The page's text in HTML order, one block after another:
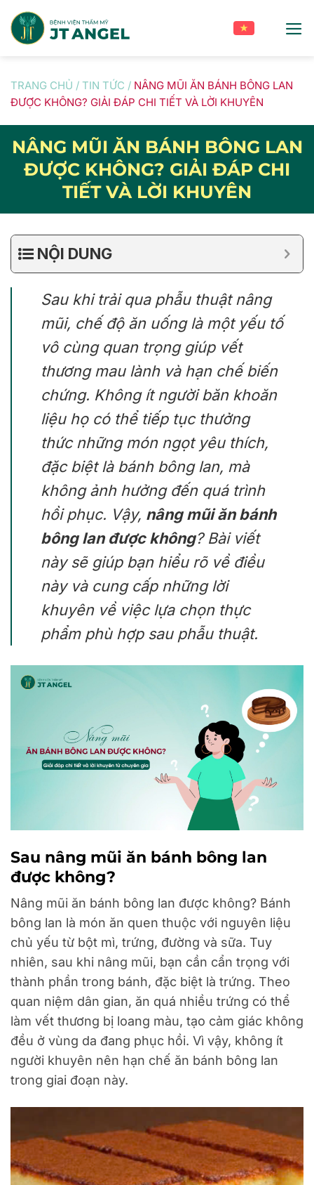
content
TRANG CHỦ / TIN TỨC / NÂNG MŨI ĂN BÁNH BÔNG LAN
ĐƯỢC KHÔNG? GIẢI ĐÁP CHI TIẾT VÀ LỜI KHUYÊN
NÂNG MŨI ĂN BÁNH BÔNG LAN
ĐƯỢC KHÔNG? GIẢI ĐÁP CHI
TIẾT VÀ LỜI KHUYÊN
NỘI DUNG
Sau khi trải qua phẫu thuật nâng
mũi, chế độ ăn uống là một yếu tố
vô cùng quan trọng giúp vết
thương mau lành và hạn chế biến
chứng. Không ít người băn khoăn
liệu họ có thể tiếp tục thưởng
thức những món ngọt yêu thích,
đặc biệt là bánh bông lan, mà
không ảnh hưởng đến quá trình
hồi phục. Vậy, nâng mũi ăn bánh
bông lan được không? Bài viết
này sẽ giúp bạn hiểu rõ về điều
này và cung cấp những lời
khuyên về việc lựa chọn thực
phẩm phù hợp sau phẫu thuật.
Sau nâng mũi ăn bánh bông lan
được không?
Nâng mũi ăn bánh bông lan được không? Bánh
bông lan là món ăn quen thuộc với nguyên liệu
chủ yếu từ bột mì, trứng, đường và sữa. Tuy
nhiên, sau khi nâng mũi, bạn cần cẩn trọng với
thành phần trong bánh, đặc biệt là trứng. Theo
quan niệm dân gian, ăn quá nhiều trứng có thể
làm vết thương bị loang màu, tạo cảm giác không
đều ở vùng da đang phục hồi. Vì vậy, không ít
người khuyên nên hạn chế ăn bánh bông lan
trong giai đoạn này.